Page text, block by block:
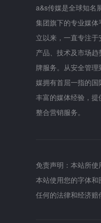
a&s传媒是全球知名
集团旗下的专业媒
立以来，一直专注
产品、技术及市场
牌服务。从安全管
媒拥有首屈一指的国
丰富的媒体经验，
整合营销服务。
免责声明：本站所
本站使用您的字体
任何的法律和经济赔